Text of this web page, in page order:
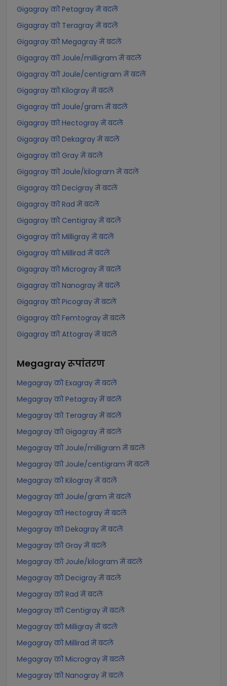
Gigagray को Petagray में बदलें
Gigagray को Teragray में बदलें
Gigagray को Megagray में बदलें
Gigagray को Joule/milligram में बदलें
Gigagray को Joule/centigram में बदलें
Gigagray को Kilogray में बदलें
Gigagray को Joule/gram में बदलें
Gigagray को Hectogray में बदलें
Gigagray को Dekagray में बदलें
Gigagray को Gray में बदलें
Gigagray को Joule/kilogram में बदलें
Gigagray को Decigray में बदलें
Gigagray को Rad में बदलें
Gigagray को Centigray में बदलें
Gigagray को Milligray में बदलें
Gigagray को Millirad में बदलें
Gigagray को Microgray में बदलें
Gigagray को Nanogray में बदलें
Gigagray को Picogray में बदलें
Gigagray को Femtogray में बदलें
Gigagray को Attogray में बदलें
Megagrayरूपांतरण
Megagray को Exagray में बदलें
Megagray को Petagray में बदलें
Megagray को Teragray में बदलें
Megagray को Gigagray में बदलें
Megagray को Joule/milligram में बदलें
Megagray को Joule/centigram में बदलें
Megagray को Kilogray में बदलें
Megagray को Joule/gram में बदलें
Megagray को Hectogray में बदलें
Megagray को Dekagray में बदलें
Megagray को Gray में बदलें
Megagray को Joule/kilogram में बदलें
Megagray को Decigray में बदलें
Megagray को Rad में बदलें
Megagray को Centigray में बदलें
Megagray को Milligray में बदलें
Megagray को Millirad में बदलें
Megagray को Microgray में बदलें
Megagray को Nanogray में बदलें